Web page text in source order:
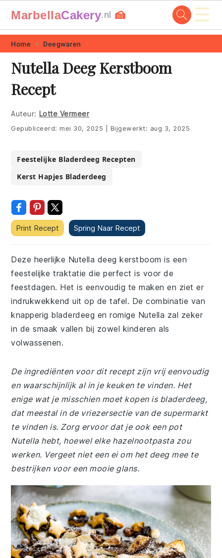
Skip
primary
navigation
Skip
main
content
Skip
primary
sidebar
Skip
footer
MarbellaCakery.nl 🍰 ☰
Home Deegwaren
Nutella Deeg Kerstboom
Recept
Auteur: Lotte Vermeer
Gepubliceerd:mei 30, 2025 Bijgewerkt: aug 3, 2025
Feestelijke Bladerdeeg Recepten
Kerst Hapjes Bladerdeeg
Print Recept Spring Naar Recept
Deze heerlijke Nutella deeg kerstboom is een
feestelijke traktatie die perfect is voor de
feestdagen. Het is eenvoudig te maken en ziet er
indrukwekkend uit op de tafel. De combinatie van
knapperig bladerdeeg en romige Nutella zal zeker
in de smaak vallen bij zowel kinderen als
volwassenen.
De ingrediënten voor dit recept zijn vrij eenvoudig
en waarschijnlijk al in je keuken te vinden. Het
enige wat je misschien moet kopen is bladerdeeg,
dat meestal in de vriezersectie van de supermarkt
te vinden is. Zorg ervoor dat je ook een pot
Nutella hebt, hoewel elke hazelnootpasta zou
werken. Vergeet niet een ei om het deeg mee te
bestrijken voor een mooie glans.